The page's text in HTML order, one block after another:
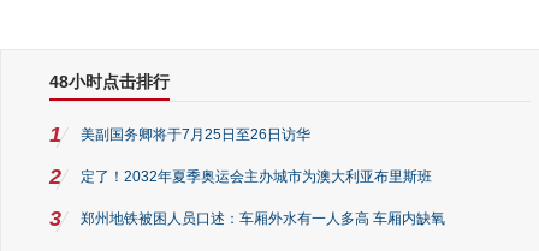
48小时点击排行
1 美副国务卿将于7月25日至26日访华
2 定了！2032年夏季奥运会主办城市为澳大利亚布里斯班
3 郑州地铁被困人员口述：车厢外水有一人多高 车厢内缺氧